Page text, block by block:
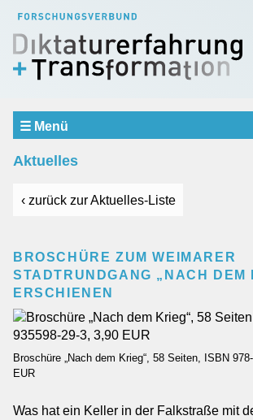
☰ Menü
SCHWERPUNKTBEREICHE
Dialog und Vermittlung
Teilprojekte
Einblicke
Gastprofessur
Mitarbeiter
Kooperationspartner
Aktuelles
‹ zurück zur Aktuelles-Liste
BROSCHÜRE ZUM WEIMARER
STADTRUNDGANG „NACH DEM
ERSCHIENEN
Broschüre „Nach dem Krieg“, 58 Seiten, ISBN
EUR
Was hat ein Keller in der Falkstraße mit